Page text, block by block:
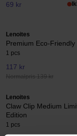
69 kr
Lenoites
Premium Eco-Friendly
1 pcs
117 kr
Normalpris 139 kr
Lenoites
Claw Clip Medium
Edition
1 pcs